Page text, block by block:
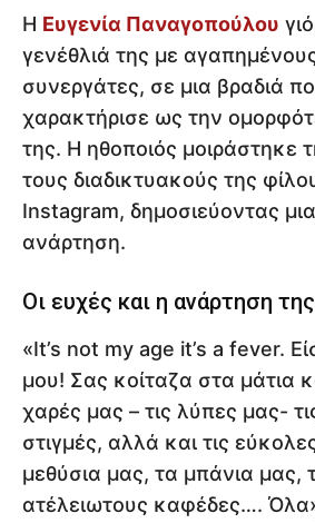
Η Ευγενία Παναγοπούλου
γενέθλιά της με
συνεργάτες, σε μια βραδιά
χαρακτήρισε ως την
της. Η ηθοποιός μοιράστηκε
τους διαδικτυακούς της
Instagram, δημοσιεύοντας
ανάρτηση.
Οι ευχές και η ανάρτηση
«It’s not my age it’s a fever.
μου! Σας κοίταζα στα μάτια
χαρές μας – τις λύπες μας-
στιγμές, αλλά και τις
μεθύσια μας, τα μπάνια μας,
ατέλειωτους καφέδες….